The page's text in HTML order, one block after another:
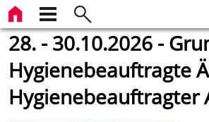
28. - 30.10.2026 -
Hygienebeauftragte
Hygienebeauftragter